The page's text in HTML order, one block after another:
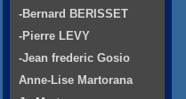
-Bernard BERISSET
-Pierre LEVY
-Jean frederic Gosio
Anne-Lise Martorana